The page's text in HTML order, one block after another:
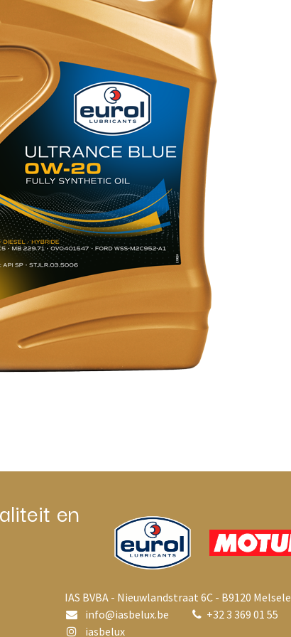
en
IAS BVBA - Nieuwlandstraat 6C - B9120 Melsele
info@iasbelux.be +32 3 369 01 55
iasbelux